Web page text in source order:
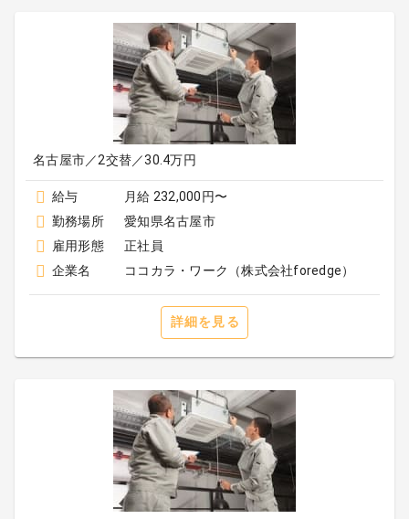
名古屋市／2交替／30.4万円
給与
月給 232,000円〜
勤務場所
愛知県名古屋市
雇用形態
正社員
企業名
ココカラ・ワーク（株式会社foredge）
詳細を見る